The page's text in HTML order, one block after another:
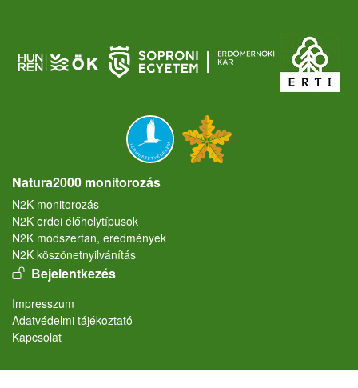
Natura2000 monitorozás
N2K monitorozás
N2K erdei élőhelytípusok
N2K módszertan, eredmények
N2K köszönetnyilvánítás
User account menu
Bejelentkezés
Lábléc
Impresszum
Adatvédelmi tájékoztató
Kapcsolat